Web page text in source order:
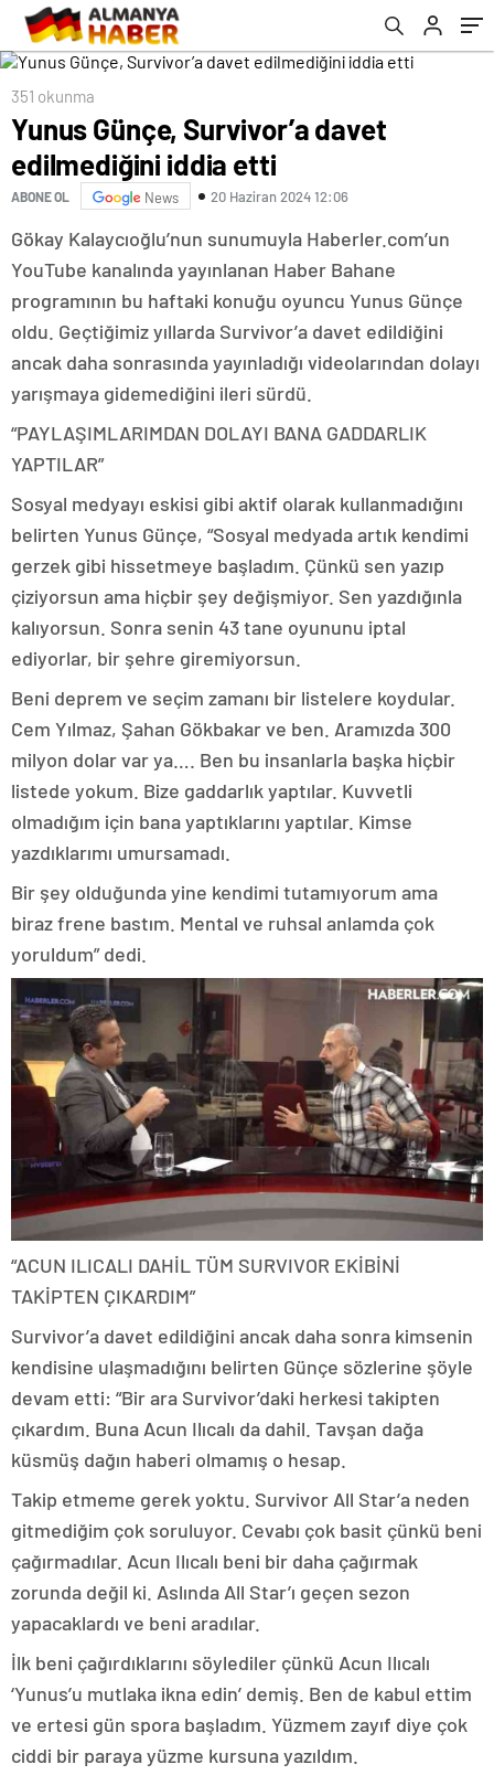
351 okunma
Yunus Günçe, Survivor’a davet
edilmediğini iddia etti
ABONE OL News 20 Haziran 2024 12:06
Gökay Kalaycıoğlu’nun sunumuyla Haberler.com’un
YouTube kanalında yayınlanan Haber Bahane
programının bu haftaki konuğu oyuncu Yunus Günçe
oldu. Geçtiğimiz yıllarda Survivor’a davet edildiğini
ancak daha sonrasında yayınladığı videolarından dolayı
yarışmaya gidemediğini ileri sürdü.
“PAYLAŞIMLARIMDAN DOLAYI BANA GADDARLIK
YAPTILAR”
Sosyal medyayı eskisi gibi aktif olarak kullanmadığını
belirten Yunus Günçe, “Sosyal medyada artık kendimi
gerzek gibi hissetmeye başladım. Çünkü sen yazıp
çiziyorsun ama hiçbir şey değişmiyor. Sen yazdığınla
kalıyorsun. Sonra senin 43 tane oyununu iptal
ediyorlar, bir şehre giremiyorsun.
Beni deprem ve seçim zamanı bir listelere koydular.
Cem Yılmaz, Şahan Gökbakar ve ben. Aramızda 300
milyon dolar var ya…. Ben bu insanlarla başka hiçbir
listede yokum. Bize gaddarlık yaptılar. Kuvvetli
olmadığım için bana yaptıklarını yaptılar. Kimse
yazdıklarımı umursamadı.
Bir şey olduğunda yine kendimi tutamıyorum ama
biraz frene bastım. Mental ve ruhsal anlamda çok
yoruldum” dedi.
“ACUN ILICALI DAHİL TÜM SURVIVOR EKİBİNİ
TAKİPTEN ÇIKARDIM”
Survivor’a davet edildiğini ancak daha sonra kimsenin
kendisine ulaşmadığını belirten Günçe sözlerine şöyle
devam etti: “Bir ara Survivor’daki herkesi takipten
çıkardım. Buna Acun Ilıcalı da dahil. Tavşan dağa
küsmüş dağın haberi olmamış o hesap.
Takip etmeme gerek yoktu. Survivor All Star’a neden
gitmediğim çok soruluyor. Cevabı çok basit çünkü beni
çağırmadılar. Acun Ilıcalı beni bir daha çağırmak
zorunda değil ki. Aslında All Star’ı geçen sezon
yapacaklardı ve beni aradılar.
İlk beni çağırdıklarını söylediler çünkü Acun Ilıcalı
‘Yunus’u mutlaka ikna edin’ demiş. Ben de kabul ettim
ve ertesi gün spora başladım. Yüzmem zayıf diye çok
ciddi bir paraya yüzme kursuna yazıldım.